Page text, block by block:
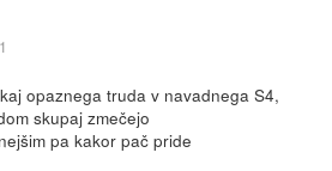
opaznega truda v navadnega S4,
skupaj zmečejo
pa kakor pač pride